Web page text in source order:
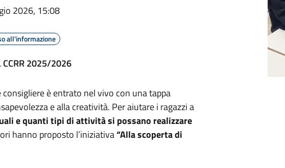
2026, 15:08
all'informazione
CCRR 2025/2026
è entrato nel vivo con una tappa
e alla creatività. Per aiutare i ragazzi a
e quanti tipi di attività si possano realizzare
hanno proposto l’iniziativa“Alla scoperta di